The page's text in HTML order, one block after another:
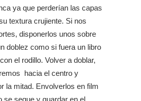
ya que perderían las capas
textura crujiente. Si nos
disponerlos unos sobre
doblez como si fuera un libro
el rodillo. Volver a doblar,
hacia el centro y
la mitad. Envolverlos en film
se seque y guardar en el